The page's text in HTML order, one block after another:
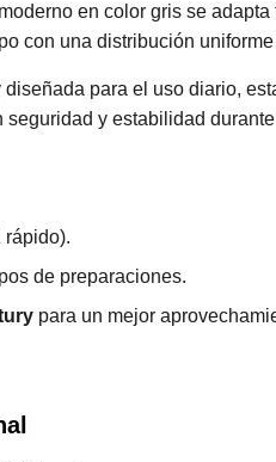
en color gris se
con una distribución
para el uso diario,
y estabilidad
rápido).
de preparaciones.
para un mejor